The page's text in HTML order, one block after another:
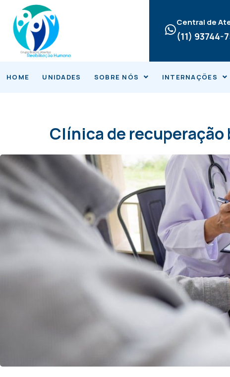
para
conteúdo
Central de
(11) 93744-
HOME UNIDADES SOBRE NÓS INTERNAÇÕES
Clínica de recuperação